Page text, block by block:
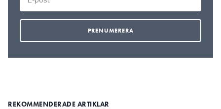
REKOMMENDERADE ARTIKLAR